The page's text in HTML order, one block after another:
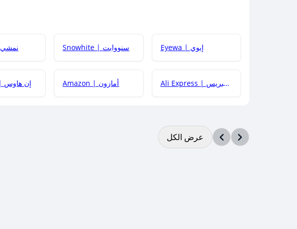
Namshi | نمشي Snowhite | سنووايت Eyewa | إيوي
In-House | إن هاوس Amazon | أمازون Ali Express | علي إكسبريس
عرض الكل